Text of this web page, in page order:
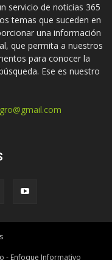
servicio de noticias 365
temas que suceden en
una información
que permita a nuestros
para conocer la
Ese es nuestro
- Enfoque Informativo